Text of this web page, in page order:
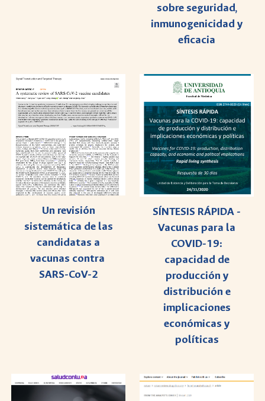
sobre seguridad,
inmunogenicidad y
eficacia
Un revisión
sistemática de las
candidatas a
vacunas contra
SARS-CoV-2
SÍNTESIS RÁPIDA -
Vacunas para la
COVID-19:
capacidad de
producción y
distribución e
implicaciones
económicas y
políticas